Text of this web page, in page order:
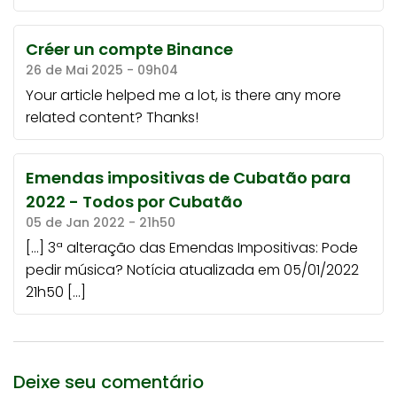
Créer un compte Binance
26 de Mai 2025 - 09h04
Your article helped me a lot, is there any more
related content? Thanks!
Emendas impositivas de Cubatão para
2022 - Todos por Cubatão
05 de Jan 2022 - 21h50
[…] 3ª alteração das Emendas Impositivas: Pode
pedir música? Notícia atualizada em 05/01/2022
21h50 […]
Deixe seu comentário